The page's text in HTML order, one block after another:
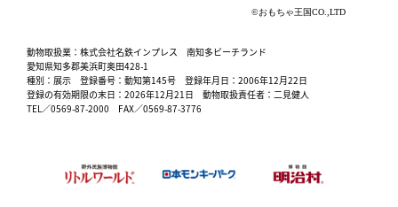
動物取扱業：株式会社名鉄インプレス 南知多ビーチランド
愛知県知多郡美浜町奥田428-1
種別：展示 登録番号：動知第145号 登録年月日：2006年12月22日
登録の有効期限の末日：2026年12月21日 動物取扱責任者：二見健人
TEL／0569-87-2000 FAX／0569-87-3776